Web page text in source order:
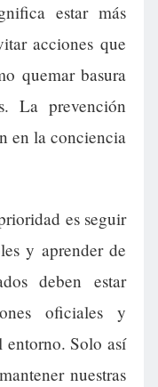
estar más
acciones que
quemar basura
La prevención
en la conciencia
es seguir
y aprender de
deben estar
oficiales y
Solo así
nuestras